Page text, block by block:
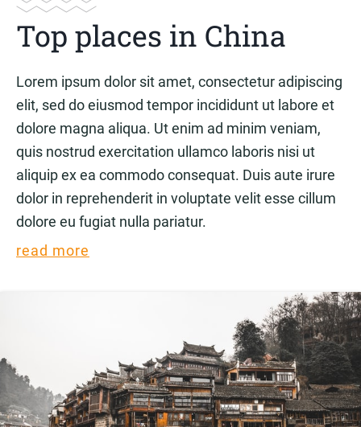
Top places in China
Lorem ipsum dolor sit amet, consectetur adipiscing
elit, sed do eiusmod tempor incididunt ut labore et
dolore magna aliqua. Ut enim ad minim veniam,
quis nostrud exercitation ullamco laboris nisi ut
aliquip ex ea commodo consequat. Duis aute irure
dolor in reprehenderit in voluptate velit esse cillum
dolore eu fugiat nulla pariatur.
read more